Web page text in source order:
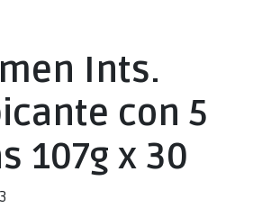
Ints.
con 5
107g x 30